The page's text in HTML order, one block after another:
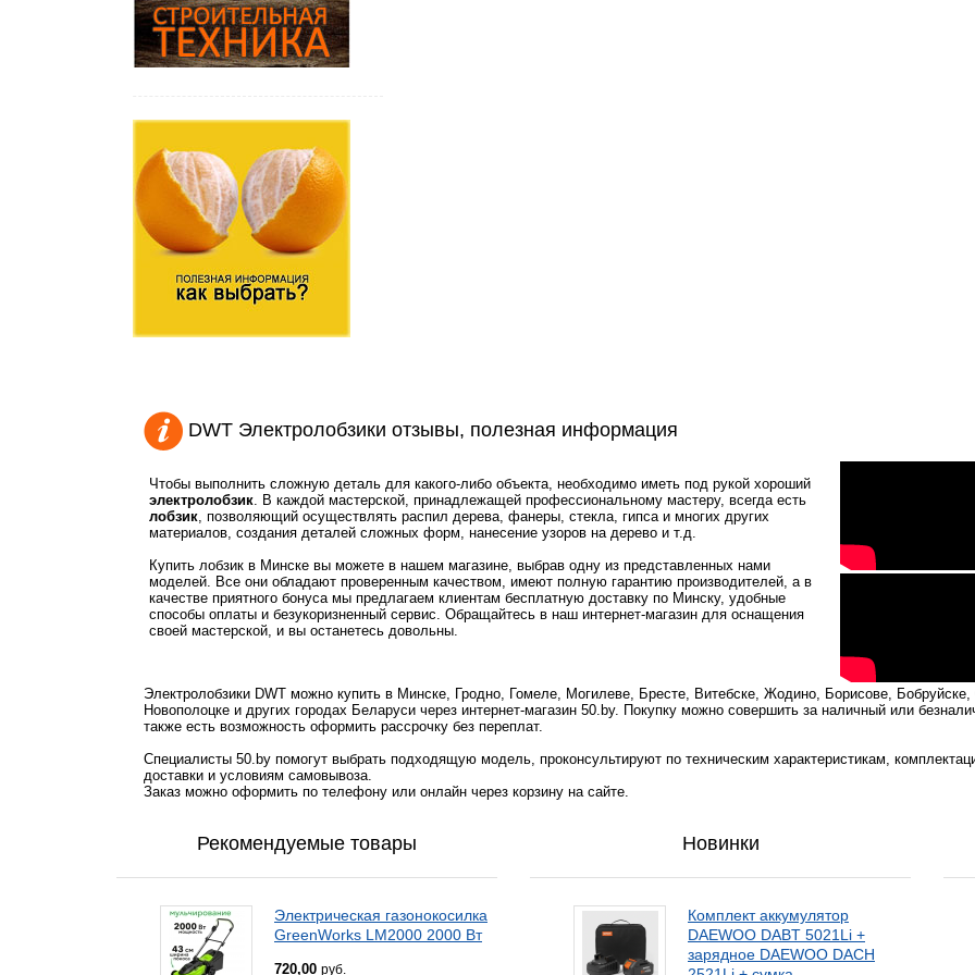
DWT Электролобзики отзывы, полезная информация
Чтобы выполнить сложную деталь для какого-либо объекта, необходимо иметь под рукой хороший
электролобзик. В каждой мастерской, принадлежащей профессиональному мастеру, всегда есть
лобзик, позволяющий осуществлять распил дерева, фанеры, стекла, гипса и многих других
материалов, создания деталей сложных форм, нанесение узоров на дерево и т.д.
Купить лобзик в Минске вы можете в нашем магазине, выбрав одну из представленных нами
моделей. Все они обладают проверенным качеством, имеют полную гарантию производителей, а в
качестве приятного бонуса мы предлагаем клиентам бесплатную доставку по Минску, удобные
способы оплаты и безукоризненный сервис. Обращайтесь в наш интернет-магазин для оснащения
своей мастерской, и вы останетесь довольны.
Электролобзики DWT можно купить в Минске, Гродно, Гомеле, Могилеве, Бресте, Витебске, Жодино, Борисове,
Новополоцке и других городах Беларуси через интернет-магазин 50.by. Покупку можно совершить за наличный или
также есть возможность оформить рассрочку без переплат.
Специалисты 50.by помогут выбрать подходящую модель, проконсультируют по техническим характеристикам,
доставки и условиям самовывоза.
Заказ можно оформить по телефону или онлайн через корзину на сайте.
Рекомендуемые товары
Электрическая газонокосилка
GreenWorks LM2000 2000 Вт
720,00 руб.
Новинки
Комплект аккумулятор
DAEWOO DABT 5021Li +
зарядное DAEWOO DACH